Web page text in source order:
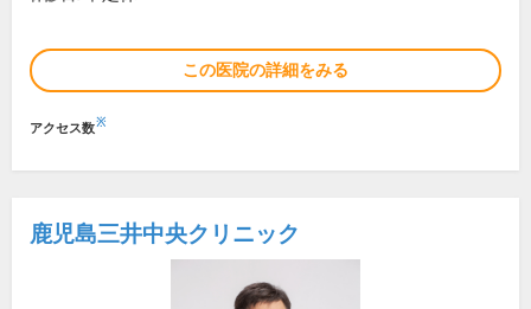
この医院の詳細をみる
アクセス数※
鹿児島三井中央クリニック